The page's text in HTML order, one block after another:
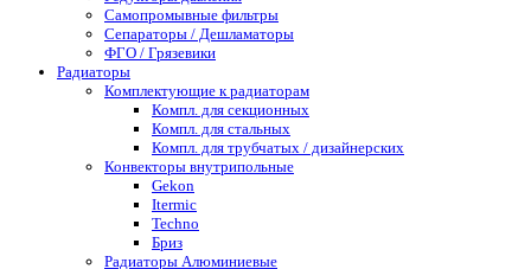
Самопромывные фильтры
Сепараторы / Дешламаторы
ФГО / Грязевики
Радиаторы
Комплектующие к радиаторам
Компл. для секционных
Компл. для стальных
Компл. для трубчатых / дизайнерских
Конвекторы внутрипольные
Gekon
Itermic
Techno
Бриз
Радиаторы Алюминиевые